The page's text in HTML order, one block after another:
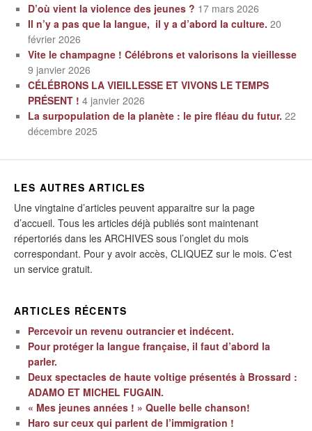
D’où vient la violence des jeunes ? 17 mars 2026
Il n’y a pas que la langue, il y a d’abord la culture. 20
février 2026
Vite le champagne ! Célébrons et valorisons la vieillesse
9 janvier 2026
CÉLÉBRONS LA VIEILLESSE ET VIVONS LE TEMPS
PRÉSENT ! 4 janvier 2026
La surpopulation de la planète : le pire fléau du futur. 22
décembre 2025
LES AUTRES ARTICLES
Une vingtaine d’articles peuvent apparaitre sur la page
d’accueil. Tous les articles déjà publiés sont maintenant
répertoriés dans les ARCHIVES sous l’onglet du mois
correspondant. Pour y avoir accès, CLIQUEZ sur le mois. C’est
un service gratuit.
ARTICLES RÉCENTS
Percevoir un revenu outrancier et indécent.
Pour protéger la langue française, il faut d’abord la
parler.
Deux spectacles de haute voltige présentés à Brossard :
ADAMO ET MICHEL FUGAIN.
« Mes jeunes années ! » Quelle belle chanson!
Haro sur ceux qui parlent de l’immigration !